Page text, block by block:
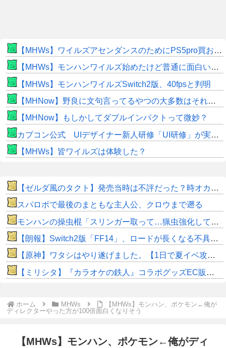
【MHWs】ワイルズアセンダンスのためにPS5pro買おうとしたら転売価格ばかりじゃねーか
【MHWs】モンハンワイルズ始めたけど普通に面白いじゃん
【MHWs】モンハンワイルズSwitch2版、40fpsと判明
【MHNow】野良に文句言ってるやつの大多数はそれしてないだけの雑魚だから聞く耳持つだけムダよ
【MHNow】もしかしてダブルインパクトって微妙？
カプコン公式 UIデザイナー新人研修「UI研修」が実装まで進みました！
【MHWs】皆ワイルズは体験した？
【ゼルダ風のタクト】発売当時は不評だった？時オカから激変したキャラデザに「なんじゃこりゃ」
スパロボで最後のまともな主人公、クロウまで遡る
モンハンの操虫棍「スリンガー取って…猟虫強化して…エキス取って… よし、戦うぞ」←これ
【朗報】Switch2版「FF14」、ロードが長くなる不具合の修正パッチを本日配信
【原神】ワタシはやり遂げました。【1日で夏イベ攻略】
【ミリシタ】『カラオケの鉄人』コラボグッズEC販売開始📢
ホーム MHWs
【MHWs】モンハン、ポケモン←俺が
ディレクターやった方が100倍面白くなりそう
【MHWs】モンハン、ポケモン←俺がディ